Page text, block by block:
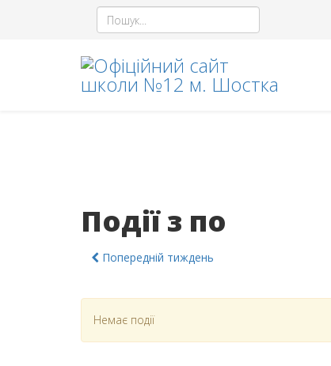
Події з по
Попередній тиждень
Немає події